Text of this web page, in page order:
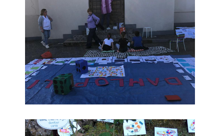
Educare alla bellezza